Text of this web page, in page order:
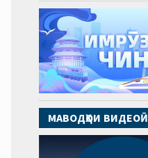
МАВОДҲОИ ВИДЕОӢ